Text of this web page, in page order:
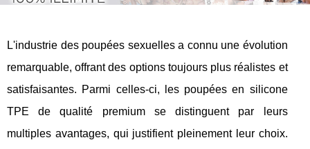
L'industrie des poupées sexuelles a connu une évolution
remarquable, offrant des options toujours plus réalistes et
satisfaisantes. Parmi celles-ci, les poupées en silicone
TPE de qualité premium se distinguent par leurs
multiples avantages, qui justifient pleinement leur choix.